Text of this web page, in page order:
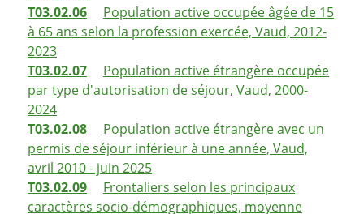
T03.02.06
Population active occupée âgée de 15
à 65 ans selon la profession exercée, Vaud, 2012-
2023
T03.02.07
Population active étrangère occupée
par type d'autorisation de séjour, Vaud, 2000-
2024
T03.02.08
Population active étrangère avec un
permis de séjour inférieur à une année, Vaud,
avril 2010 - juin 2025
T03.02.09
Frontaliers selon les principaux
caractères socio-démographiques, moyenne